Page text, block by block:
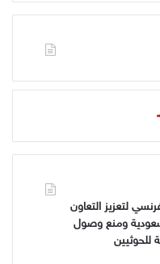
لتعزيز التعاون
ومنع وصول
للحوثيين